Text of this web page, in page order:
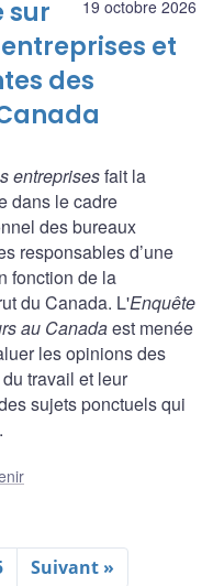
19 octobre 2026
sur
et
des
entreprisesfait la
dans le cadre
des bureaux
responsables d’une
fonction de la
du Canada. L'Enquête
au Canadaest menée
les opinions des
travail et leur
sujets ponctuels qui
Suivant »